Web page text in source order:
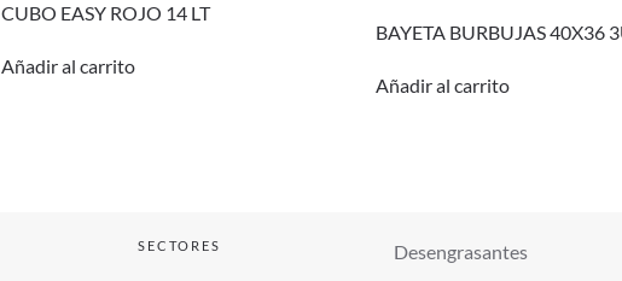
CUBO EASY ROJO 14 LT
Añadir al carrito
BAYETA BURBUJAS 40X36
Añadir al carrito
SECTORES
Desengrasantes